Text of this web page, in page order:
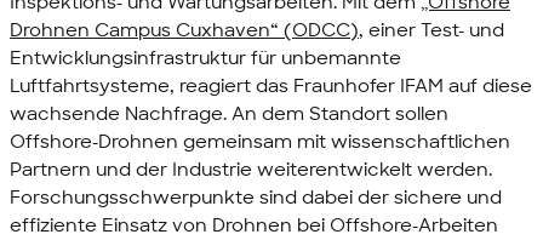
Drohnen Campus Cuxhaven“ (ODCC), einer Test- und
Entwicklungsinfrastruktur für unbemannte
Luftfahrtsysteme, reagiert das Fraunhofer IFAM auf diese
wachsende Nachfrage. An dem Standort sollen
Offshore-Drohnen gemeinsam mit wissenschaftlichen
Partnern und der Industrie weiterentwickelt werden.
Forschungsschwerpunkte sind dabei der sichere und
effiziente Einsatz von Drohnen bei Offshore-Arbeiten